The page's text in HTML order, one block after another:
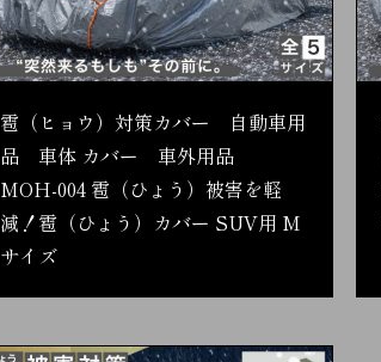
雹（ヒョウ）対策カバー 自動車用
品 車体 カバー 車外用品
MOH-004 雹（ひょう）被害を軽
減！雹（ひょう）カバー SUV用 M
サイズ